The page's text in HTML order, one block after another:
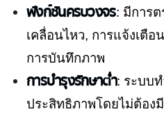
ฟังก์ชันครบวงจร: มีการ
เคลื่อนไหว, การแจ้งเตือ
การบันทึกภาพ
การบำรุงรักษาต่ำ: ระบบ
ประสิทธิภาพโดยไม่ต้อง